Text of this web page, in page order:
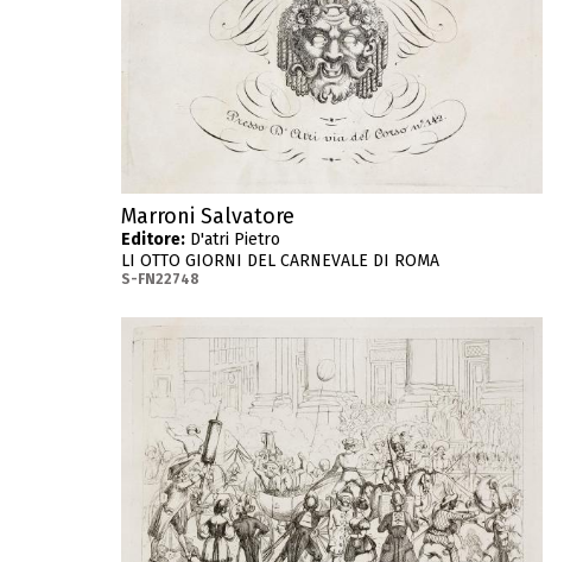
Marroni Salvatore
Editore: D'atri Pietro
LI OTTO GIORNI DEL CARNEVALE DI ROMA
S-FN22748